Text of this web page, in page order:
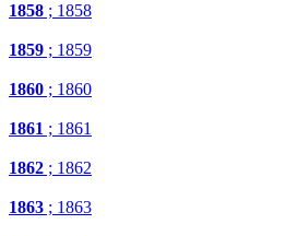
1858 ; 1858
1859 ; 1859
1860 ; 1860
1861 ; 1861
1862 ; 1862
1863 ; 1863